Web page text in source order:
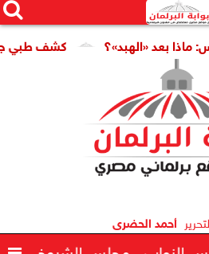


 كشف طبي جديد «الهبد»؟
أحمد الحضرى